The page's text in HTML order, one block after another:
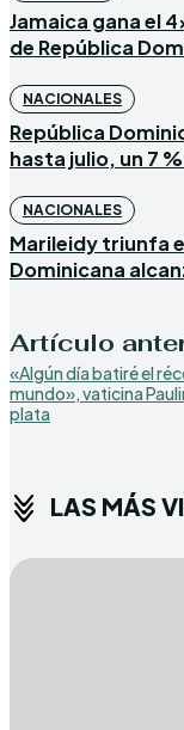
Jamaica gana el
de República
NACIONALES
República
hasta julio, un 7
NACIONALES
Marileidy triunfa
Dominicana
Artículo
«Algún día batiré el
mundo», vaticina
plata
LAS MÁS